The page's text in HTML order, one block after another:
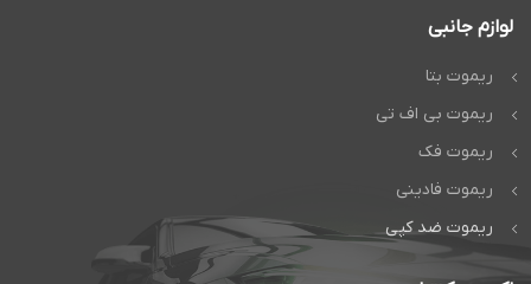
لوازم جانبی
ریموت بتا
ریموت بی اف تی
ریموت فک
ریموت فادینی
ریموت ضد کپی